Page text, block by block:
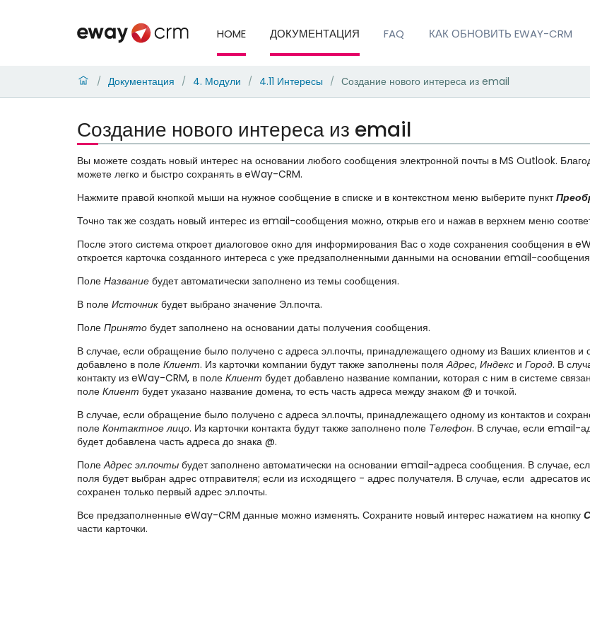
HOME ДОКУМЕНТАЦИЯ FAQ КАК ОБНОВИТЬ EWAY-CRM
/ Документация / 4. Модули / 4.11 Интересы / Создание нового интереса из email
Создание нового интереса из email
Вы можете создать новый интерес на основании любого сообщения электронной почты в MS Outlook.
можете легко и быстро сохранять в eWay-CRM.
Нажмите правой кнопкой мыши на нужное сообщение в списке и в контекстном меню выберите пункт
Точно так же создать новый интерес из email-сообщения можно, открыв его и нажав в верхнем меню
После этого система откроет диалоговое окно для информирования Вас о ходе сохранения сообщения в
откроется карточка созданного интереса с уже предзаполненными данными на основании email-
Поле Название будет автоматически заполнено из темы сообщения.
В поле Источник будет выбрано значение Эл.почта.
Поле Принято будет заполнено на основании даты получения сообщения.
В случае, если обращение было получено с адреса эл.почты, принадлежащего одному из Ваших клиентов
добавлено в поле Клиент. Из карточки компании будут также заполнены поляАдрес, Индекс и Город. В
контакту из eWay-CRM, в поле Клиент будет добавлено название компании, которая с ним в системе
поле Клиент будет указано название домена, то есть часть адреса между знаком @ и точкой.
В случае, если обращение было получено с адреса эл.почты, принадлежащего одному из контактов и
поле Контактное лицо. Из карточки контакта будут также заполнено поле Телефон. В случае, если email-
будет добавлена часть адреса до знака @.
ПолеАдрес эл.почты будет заполнено автоматически на основании email-адреса сообщения. В случае,
поля будет выбран адрес отправителя; если из исходящего - адрес получателя. В случае, если адресатов
сохранен только первый адрес эл.почты.
Все предзаполненные eWay-CRM данные можно изменять. Сохраните новый интерес нажатием на кнопку
части карточки.